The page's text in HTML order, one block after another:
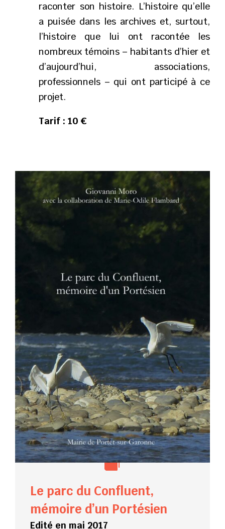
raconter son histoire. L’histoire qu’elle
a puisée dans les archives et, surtout,
l’histoire que lui ont racontée les
nombreux témoins – habitants d’hier et
d’aujourd’hui, associations,
professionnels – qui ont participé à ce
projet.
Tarif : 10 €
Le parc du Confluent,
mémoire d’un Portésien
Edité en mai 2017